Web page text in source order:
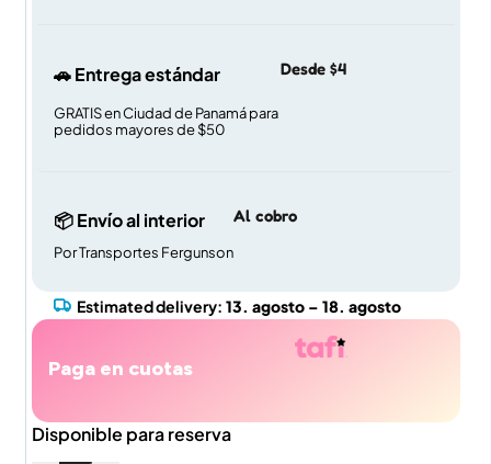
🚗 Entrega estándar
GRATIS en Ciudad de Panamá para
pedidos mayores de $50
Desde $4
📦 Envío al interior
Por Transportes Fergunson
Al cobro
Estimated delivery: 13. agosto – 18. agosto
Paga en cuotas
Disponible para reserva